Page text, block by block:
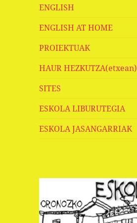
ENGLISH
ENGLISH AT HOME
PROIEKTUAK
HAUR HEZKUTZA(etxean)
SITES
ESKOLA LIBURUTEGIA
ESKOLA JASANGARRIAK